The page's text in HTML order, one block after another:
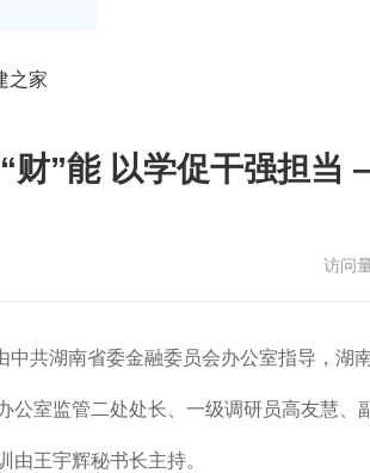
之家
财”能 以学促干强担
访问
中共湖南省委金融委员会办公室指导，湖
公室监管二处处长、一级调研员高友慧
由王宇辉秘书长主持。